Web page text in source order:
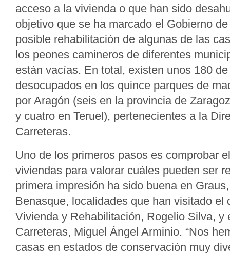
acceso a la vivienda o que han sido
objetivo que se ha marcado el Gobierno
posible rehabilitación de algunas de las
los peones camineros de diferentes
están vacías. En total, existen unos 180
desocupados en los quince parques de
por Aragón (seis en la provincia de
y cuatro en Teruel), pertenecientes a la
Carreteras.
Uno de los primeros pasos es comprobar
viviendas para valorar cuáles pueden ser
primera impresión ha sido buena en
Benasque, localidades que han visitado el
Vivienda y Rehabilitación, Rogelio Silva, y
Carreteras, Miguel Ángel Arminio. “Nos
casas en estados de conservación muy